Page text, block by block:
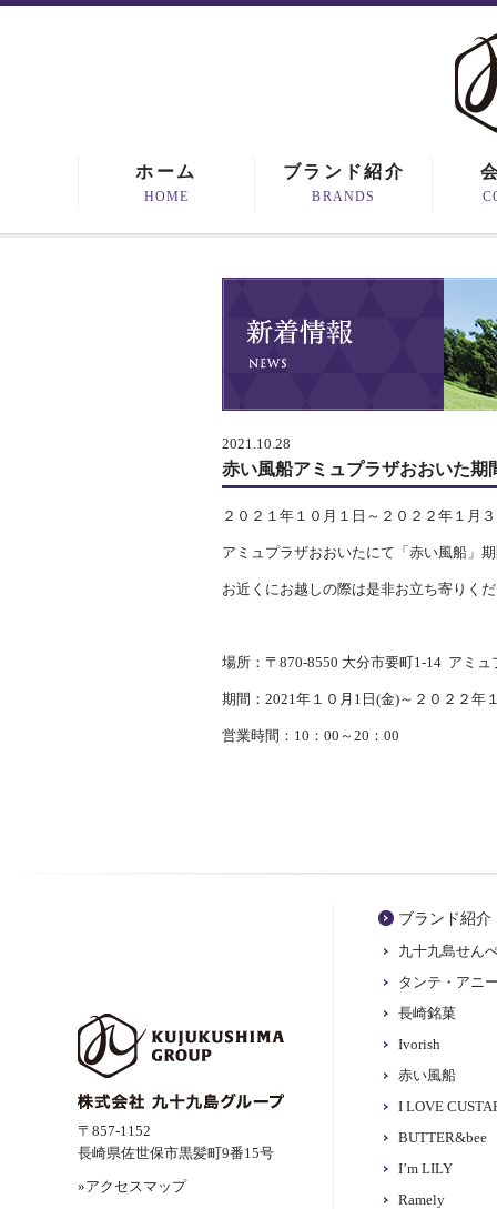
ホーム
HOME
ブランド紹介
BRANDS
2021.10.28
赤い風船アミュプラザおおいた期
２０２１年１０月１日～２０２２年１月
アミュプラザおおいたにて「赤い風船」
お近くにお越しの際は是非お立ち寄りく
場所：〒870-8550 大分市要町1-14 アミュ
期間：2021年１０月1日(金)～２０２２年
営業時間：10：00～20：00
〒857-1152
長崎県佐世保市黒髪町9番15号
»アクセスマップ
ブランド紹介
九十九島せん
タンテ・アニ
長崎銘菓
Ivorish
赤い風船
I LOVE
BUTTER&bee
I’m LILY
Ramely